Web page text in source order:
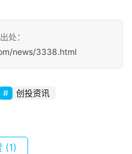
处：
news/3338.html
创投资讯
(1)